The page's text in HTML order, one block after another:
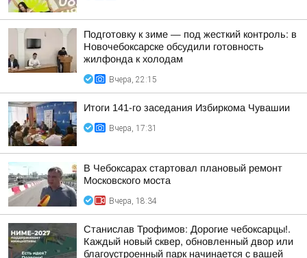
Подготовку к зиме — под жесткий контроль: в
Новочебоксарске обсудили готовность
жилфонда к холодам
Вчера, 22:15
Итоги 141-го заседания Избиркома Чувашии
Вчера, 17:31
В Чебоксарах стартовал плановый ремонт
Московского моста
Вчера, 18:34
Станислав Трофимов: Дорогие чебоксарцы!.
Каждый новый сквер, обновленный двор или
благоустроенный парк начинается с вашей